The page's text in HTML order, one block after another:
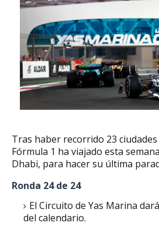
Tras haber recorrido 23
Fórmula 1 ha viajado esta
Dhabi, para hacer su última
Ronda 24 de 24
El Circuito de Yas Marina
del calendario.